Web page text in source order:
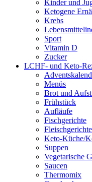
Kinder und
Ketogene
Krebs
Sport
Vitamin D
Zucker
LCHF- und Keto-
Menüs
Brot und
Frühstück
Aufläufe
Fischgerichte
Fleischgerichte
Keto-Küche/
Suppen
Vegetarische
Saucen
Thermomix